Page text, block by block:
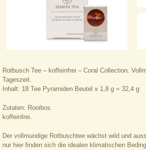
Rotbusch Tee – koffeinfrei – Coral Collection.
Tageszeit.
Inhalt: 18 Tee Pyramiden Beutel x 1,8 g = 32,4 g
Zutaten: Rooibos.
koffeinfrei.
Der vollmundige Rotbuschtee wächst wild und
nur hier finden sich die idealen klimatischen